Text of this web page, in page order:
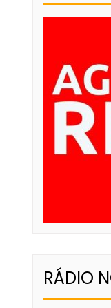
RÁDIO